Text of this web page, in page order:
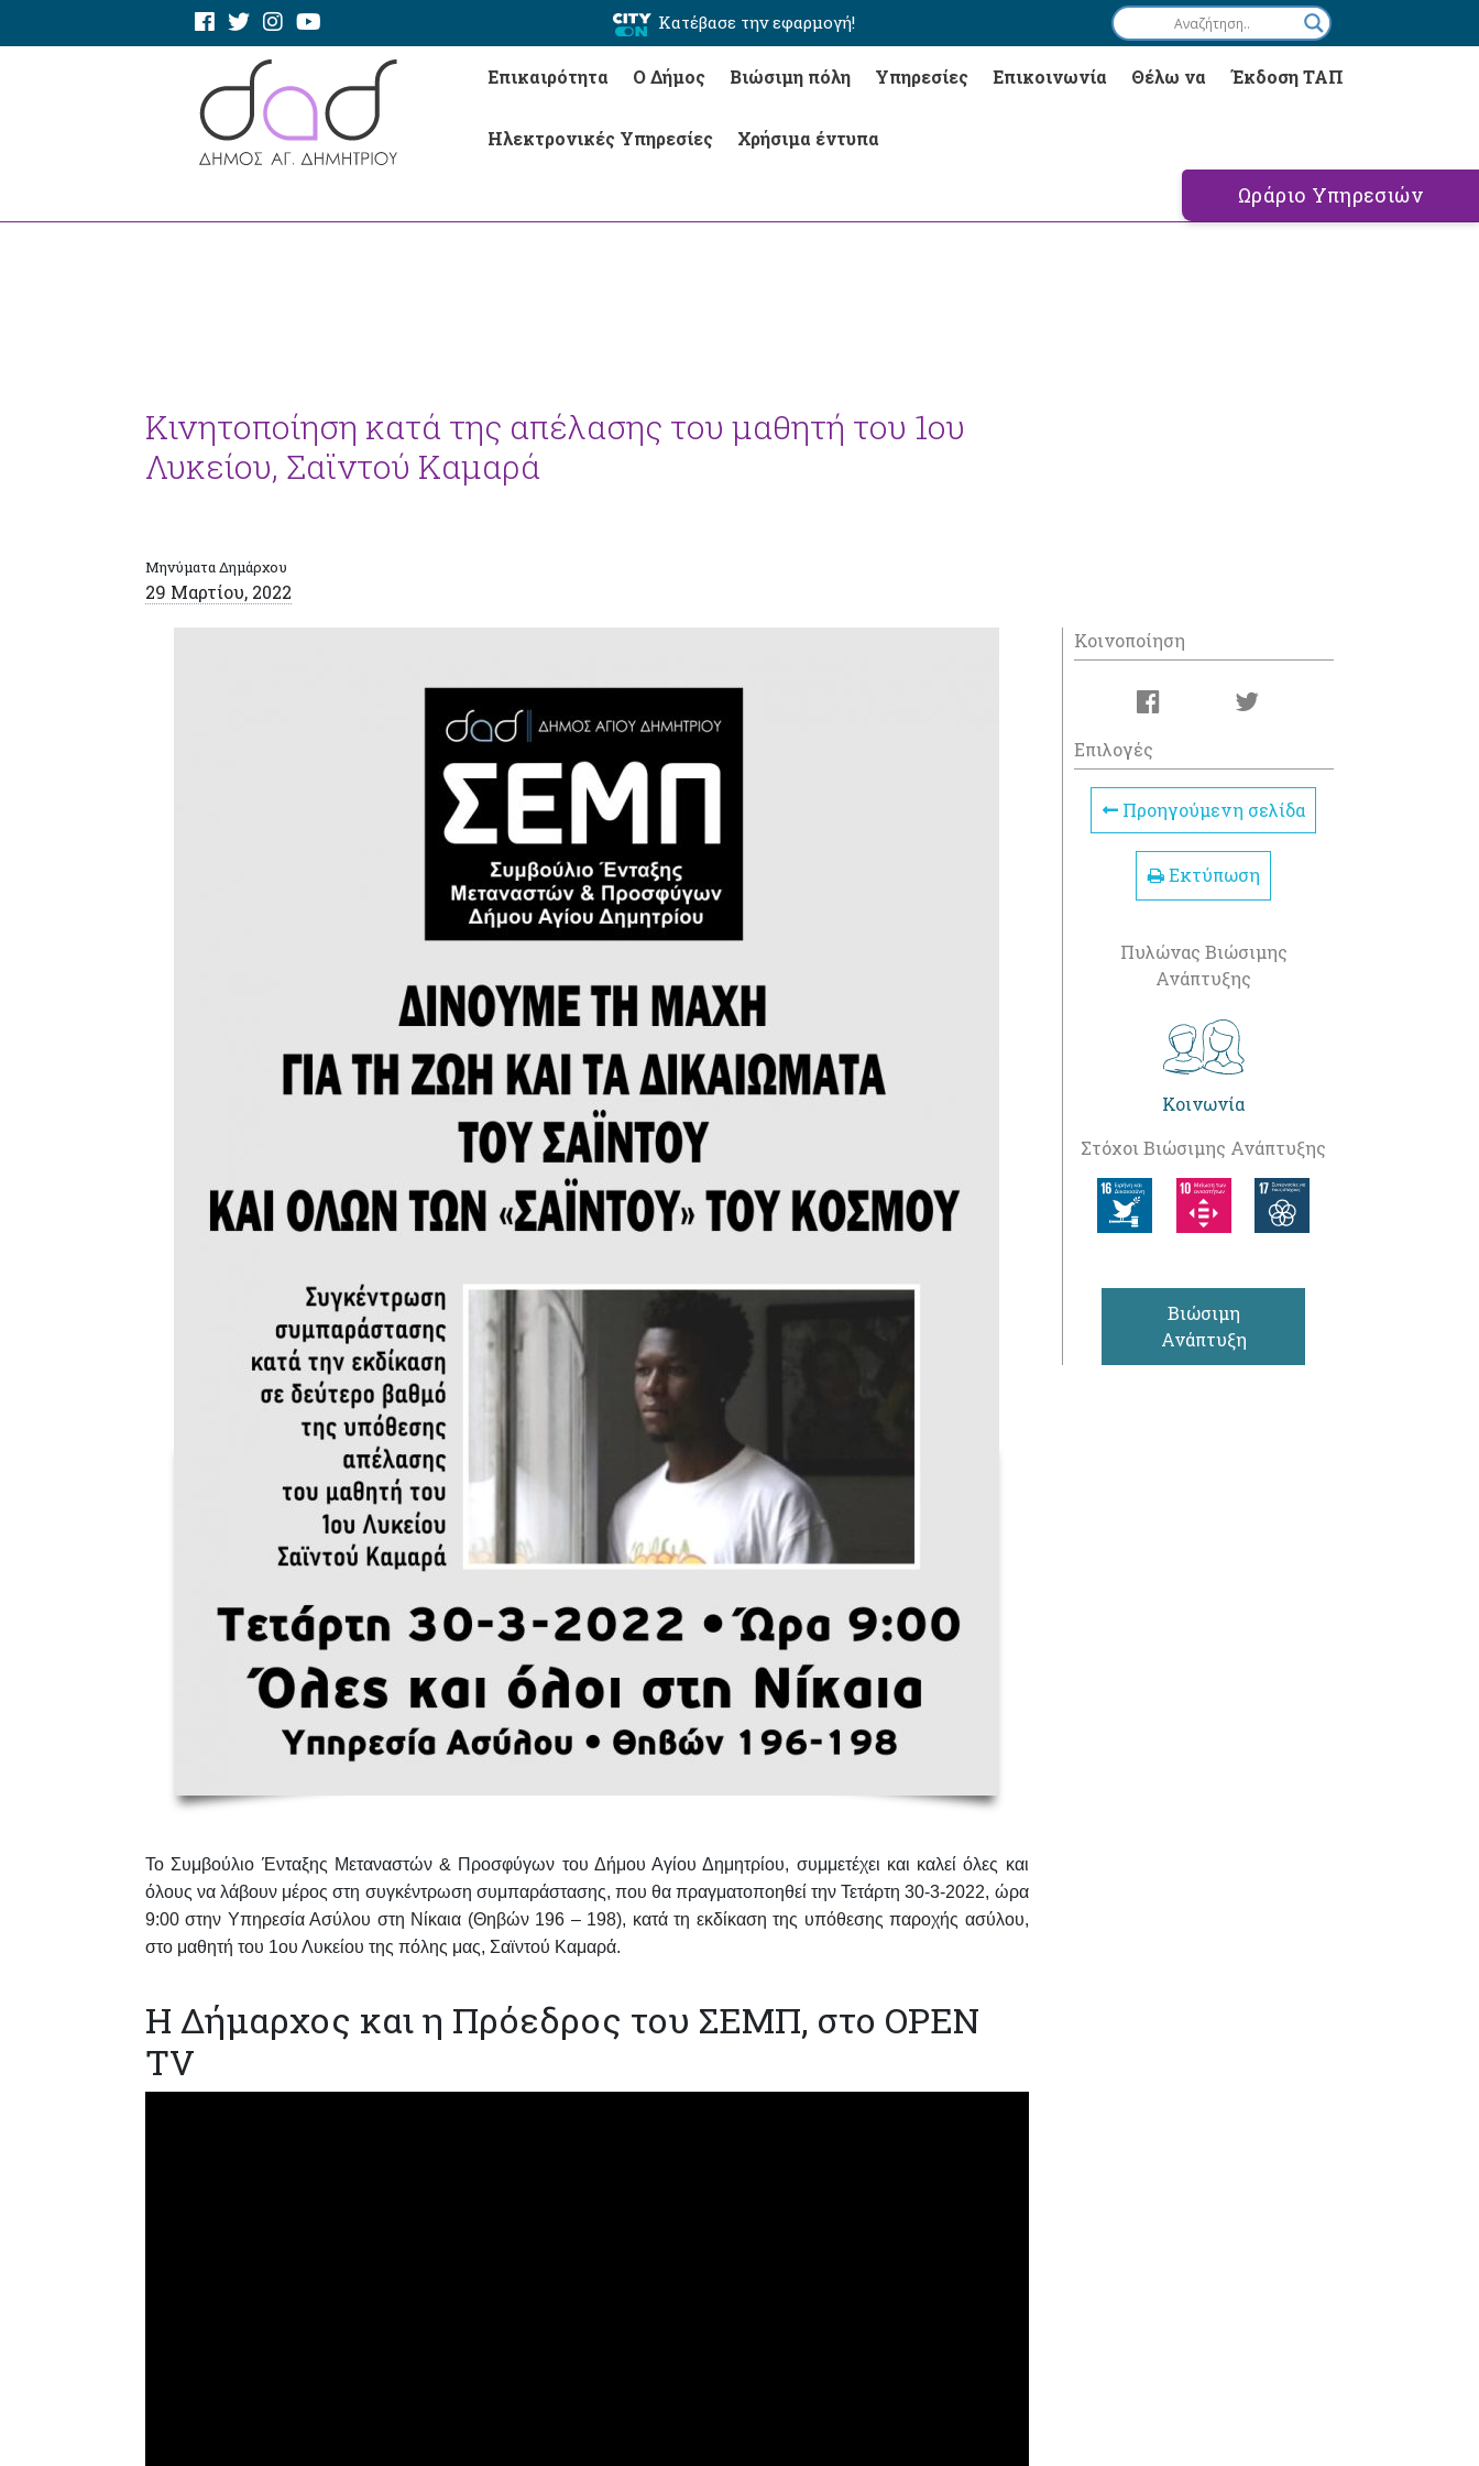
Κατέβασε την εφαρμογή!
Επικαιρότητα Ο Δήμος Βιώσιμη πόλη Υπηρεσίες Επικοινωνία Θέλω να Έκδοση ΤΑΠ
Ηλεκτρονικές Υπηρεσίες Χρήσιμα έντυπα
Ωράριο Υπηρεσιών
Κινητοποίηση κατά της απέλασης του μαθητή του 1ου
Λυκείου, Σαϊντού Καμαρά
Μηνύματα Δημάρχου
29 Μαρτίου, 2022
Το Συμβούλιο Ένταξης Μεταναστών & Προσφύγων του Δήμου Αγίου Δημητρίου, συμμετέχει και καλεί όλες και
όλους ναλάβουν μέρος στη συγκέντρωση συμπαράστασης, που θα πραγματοποηθεί τηνΤετάρτη 30-3-2022, ώρα
9:00 στην Υπηρεσία Ασύλου στη Νίκαια (Θηβών 196 – 198), κατά τη εκδίκαση της υπόθεσης παροχής ασύλου,
στο μαθητή του 1ου Λυκείου της πόλης μας, Σαϊντού Καμαρά.
Η Δήμαρχος και η Πρόεδρος του ΣΕΜΠ, στο OPEN
TV
Κοινοποίηση
Επιλογές
Προηγούμενη σελίδα
Εκτύπωση
Πυλώνας Βιώσιμης
Ανάπτυξης
Κοινωνία
Στόχοι Βιώσιμης Ανάπτυξης
Βιώσιμη
Ανάπτυξη